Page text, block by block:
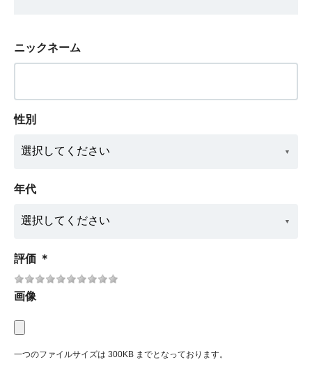
ニックネーム
性別
年代
評価 ＊
画像
一つのファイルサイズは 300KB までとなっております。